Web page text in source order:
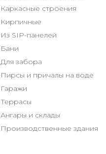
Каркасные строения
Кирпичные
Из SIP-панелей
Бани
Для забора
Пирсы и причалы на воде
Гаражи
Террасы
Ангары и склады
Производственные здания